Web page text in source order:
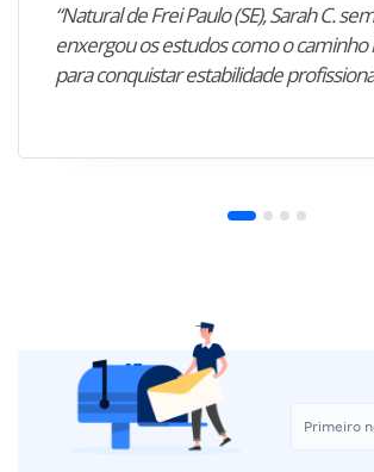
“Natural de Frei Paulo (SE), Sarah C.
enxergou os estudos como o caminho
para conquistar estabilidade